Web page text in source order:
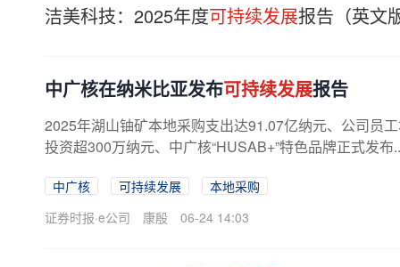
洁美科技：2025年度可持续发展报告（英文
中广核在纳米比亚发布可持续发展报告
2025年湖山铀矿本地采购支出达91.07亿纳元、公司员
投资超300万纳元、中广核“HUSAB+”特色品牌正式发
中广核 可持续发展
本地采购
证券时报·e公司
康殷 06-24 14:03